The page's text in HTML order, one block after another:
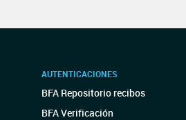
AUTENTICACIONES
BFA Repositorio recibos
BFA Verificación